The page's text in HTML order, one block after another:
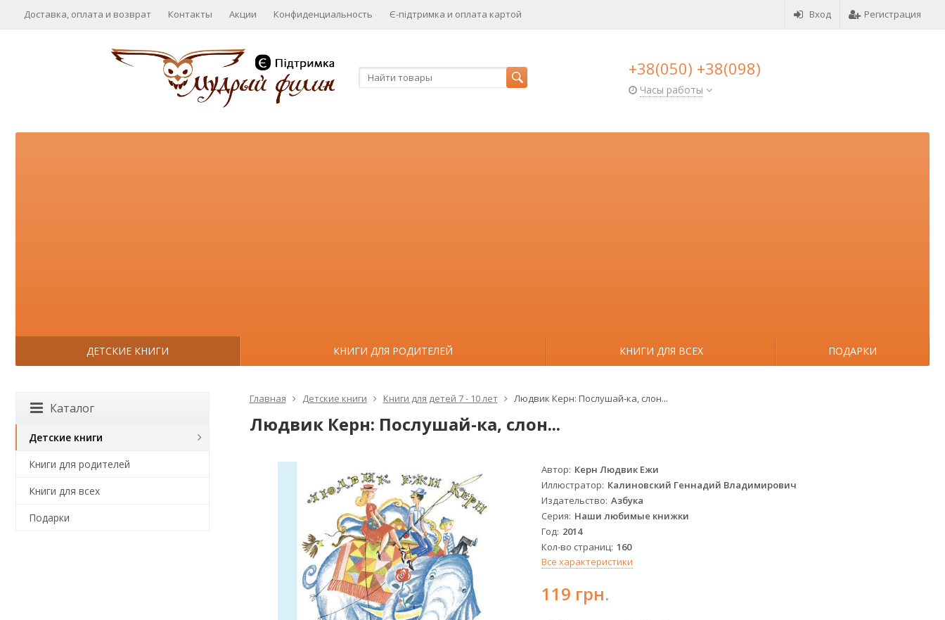
Вход Регистрация
Доставка, оплата и возврат Контакты Акции Конфиденциальность Є-підтримка и оплата картой
+38(050) +38(098)
Часы работы
ДЕТСКИЕ КНИГИ КНИГИ ДЛЯ РОДИТЕЛЕЙ КНИГИ ДЛЯ ВСЕХ ПОДАРКИ
Главная Детские книги Книги для детей 7 - 10 лет Людвик Керн: Послушай-ка, слон...
Людвик Керн: Послушай-ка, слон...
Автор Керн Людвик Ежи
Иллюстратор Калиновский Геннадий Владимирович
Издательство Азбука
Серия Наши любимые книжки
Год 2014
Кол-во страниц 160
Все характеристики
119 грн.
Каталог
Детские книги
Книги для родителей
Книги для всех
Подарки